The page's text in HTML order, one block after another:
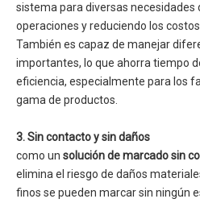
sistema para diversas necesidades
operaciones y reduciendo los costos
También es capaz de manejar
importantes, lo que ahorra tiempo
eficiencia, especialmente para los
gama de productos.
3. Sin contacto y sin daños
como un solución de marcado sin
elimina el riesgo de daños
finos se pueden marcar sin ningún